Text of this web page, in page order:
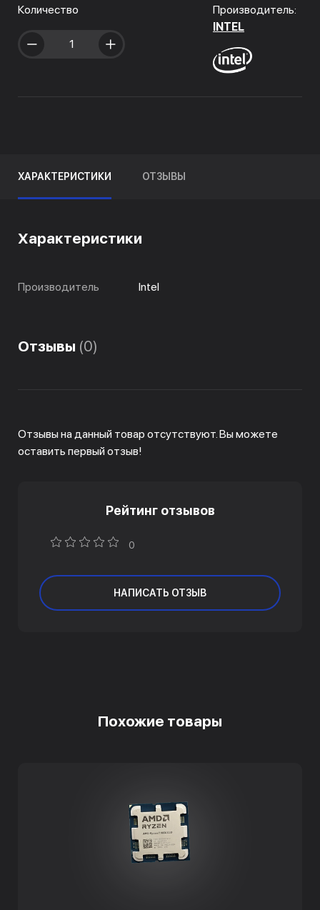
Количество
Производитель:
INTEL
ХАРАКТЕРИСТИКИ ОТЗЫВЫ
Характеристики
Производитель Intel
Отзывы (0)
Отзывы на данный товар отсутствуют. Вы можете
оставить первый отзыв!
Рейтинг отзывов
0
НАПИСАТЬ ОТЗЫВ
Похожие товары